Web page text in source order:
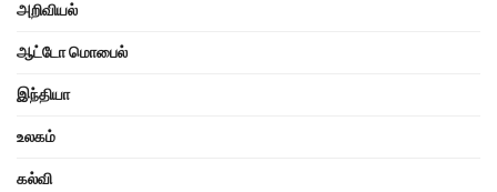
அறிவியல்
ஆட்டோ மொபைல்
இந்தியா
உலகம்
கல்வி